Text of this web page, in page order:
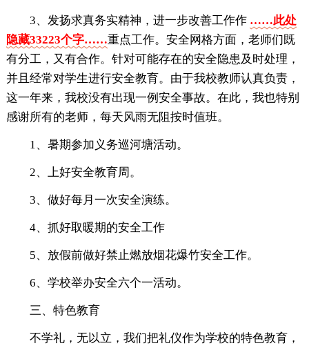
3、发扬求真务实精神，进一步改善工作作 ……此处
隐藏33223个字……重点工作。安全网格方面，老师们既
有分工，又有合作。针对可能存在的安全隐患及时处理，
并且经常对学生进行安全教育。由于我校教师认真负责，
这一年来，我校没有出现一例安全事故。在此，我也特别
感谢所有的老师，每天风雨无阻按时值班。
1、暑期参加义务巡河塘活动。
2、上好安全教育周。
3、做好每月一次安全演练。
4、抓好取暖期的安全工作
5、放假前做好禁止燃放烟花爆竹安全工作。
6、学校举办安全六个一活动。
三、特色教育
不学礼，无以立，我们把礼仪作为学校的特色教育，